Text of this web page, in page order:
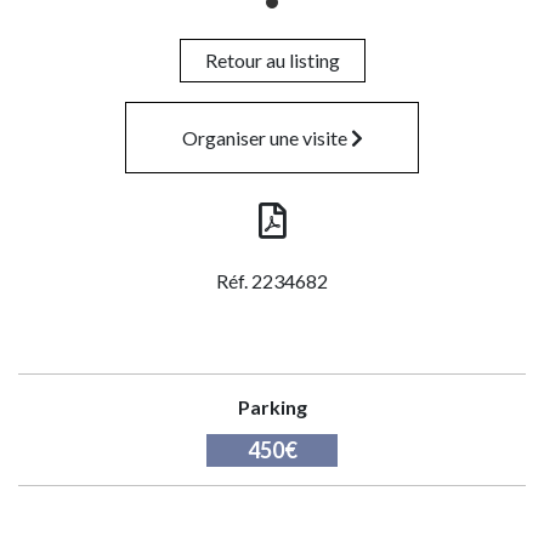
Retour au listing
Organiser une visite
Réf. 2234682
Parking
450€